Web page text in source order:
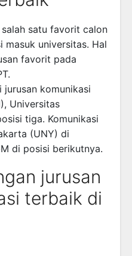
satu favorit calon
masuk universitas. Hal
favorit pada
komunikasi
Universitas
tiga. Komunikasi
(UNY) di
di posisi berikutnya.
jurusan
terbaik di